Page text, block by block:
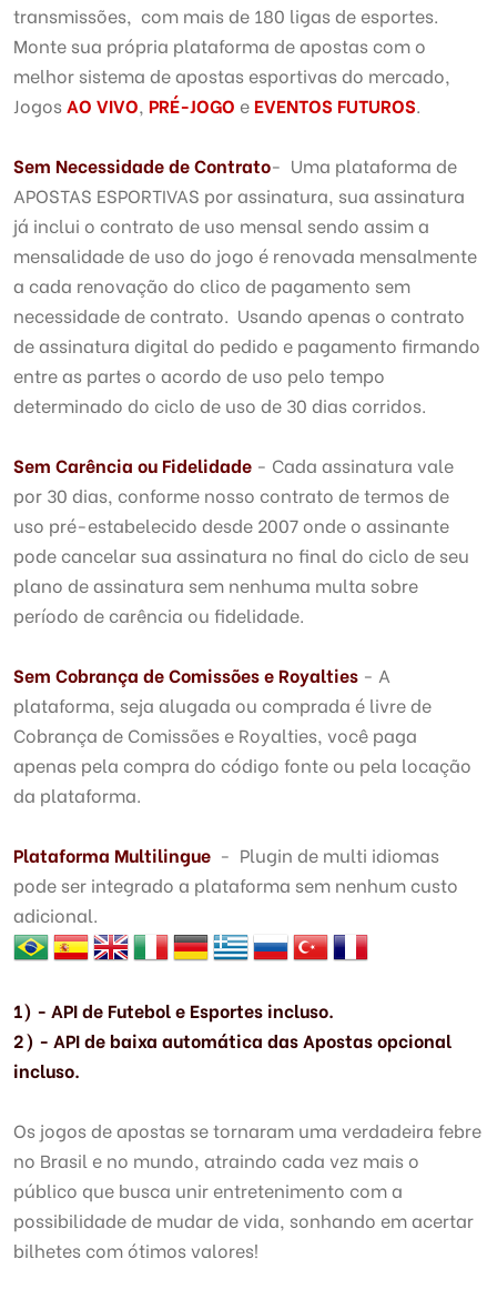
transmissões, com mais de 180 ligas de esportes.
Monte sua própria plataforma de apostas com o
melhor sistema de apostas esportivas do mercado,
Jogos AO VIVO PRÉ-JOGO e EVENTOS FUTUROS
Sem Necessidade de Contrato- Uma plataforma de
APOSTAS ESPORTIVAS por assinatura, sua assinatura
já inclui o contrato de uso mensal sendo assim a
mensalidade de uso do jogo é renovada mensalmente
a cada renovação do clico de pagamento sem
necessidade de contrato. Usando apenas o contrato
de assinatura digital do pedido e pagamento firmando
entre as partes o acordo de uso pelo tempo
determinado do ciclo de uso de 30 dias corridos.
Sem Carência ou Fidelidade - Cada assinatura vale
por 30 dias, conforme nosso contrato de termos de
uso pré-estabelecido desde 2007 onde o assinante
pode cancelar sua assinatura no final do ciclo de seu
plano de assinatura sem nenhuma multa sobre
período de carência ou fidelidade.
Sem Cobrança de Comissões e Royalties - A
plataforma, seja alugada ou comprada é livre de
Cobrança de Comissões e Royalties, você paga
apenas pela compra do código fonte ou pela locação
da plataforma.
Plataforma Multilingue - Plugin de multi idiomas
pode ser integrado a plataforma sem nenhum custo
adicional.
1) - API de Futebol e Esportes incluso.
2) - API de baixa automática das Apostas opcional
incluso.
Os jogos de apostas se tornaram uma verdadeira febre
no Brasil e no mundo, atraindo cada vez mais o
público que busca unir entretenimento com a
possibilidade de mudar de vida, sonhando em acertar
bilhetes com ótimos valores!